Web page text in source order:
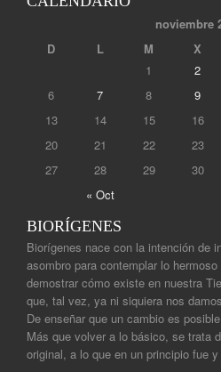
noviembre
D
L M X
« Oct
1 2
6
7 8 9
13
14 15 16
20
21 22 23
27
28 29 30
BIORÍGENES
Biorígenes nace con la intención de
asombro para contemplar lo
demostrar cómo existe en nuestra
que, tal vez, ya ni siquiera nos
De enseñar que un cambio es
Más que volver a lo básico, se trata
original, a lo que en un principio fue